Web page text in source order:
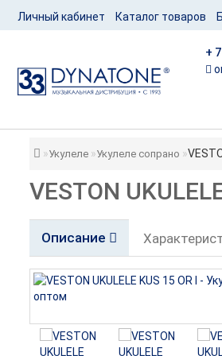
Личный кабинет Каталог товаров
Укулеле Укулеле сопрано
VESTON
Описание